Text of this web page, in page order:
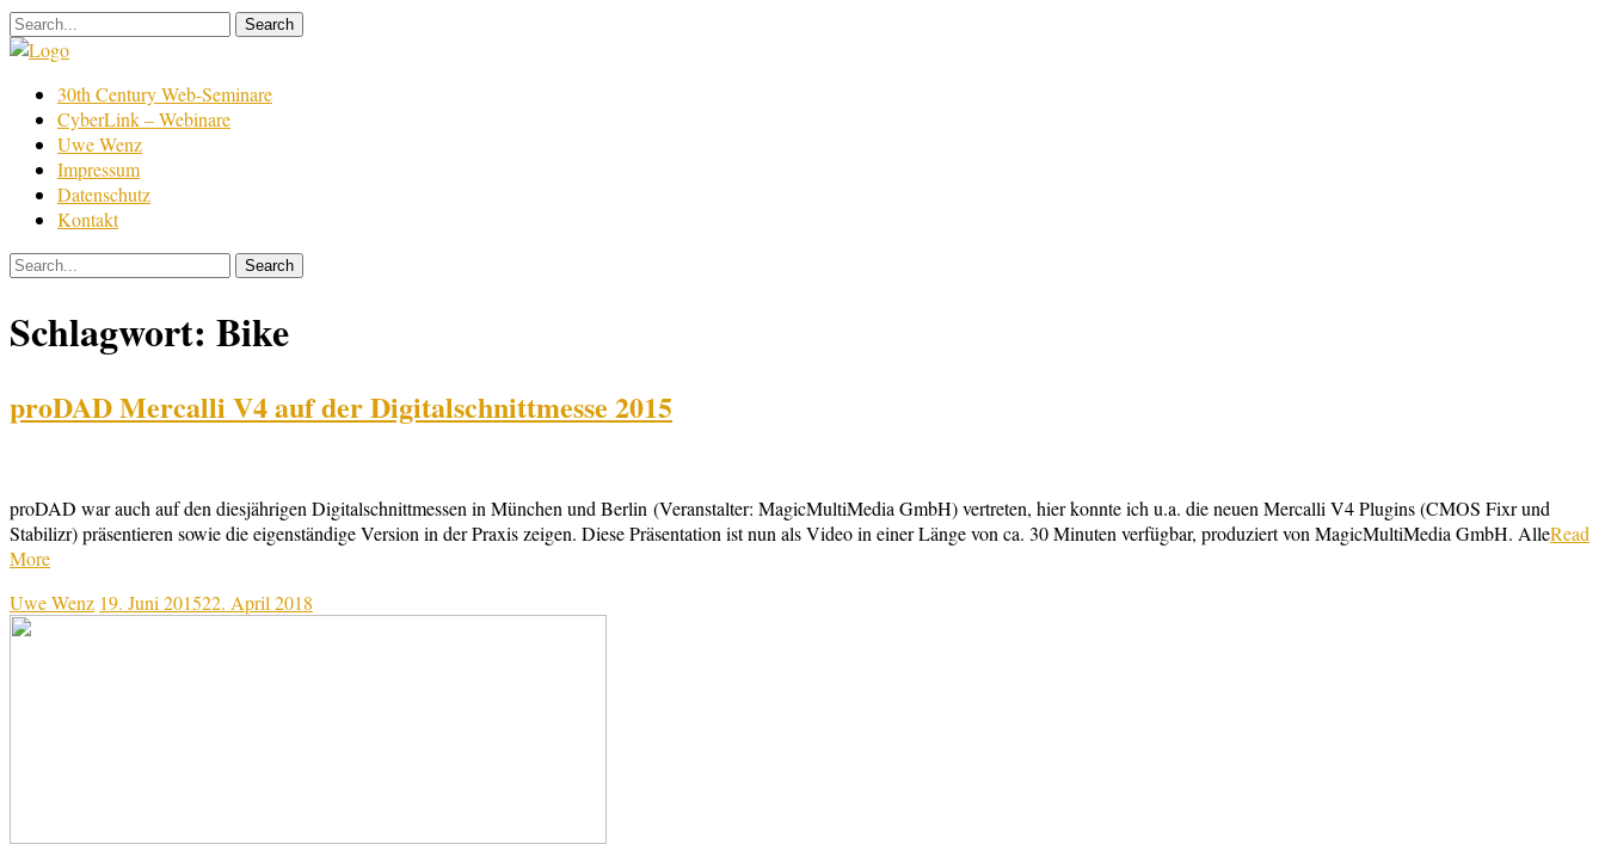
Skip
to
Film
Bearbeitung
30th Century Web-Seminare
CyberLink – Webinare
Uwe Wenz
Impressum
Datenschutz
Kontakt
Schlagwort: Bike
proDAD Mercalli V4 auf der Digitalschnittmesse 2015
proDAD war auch auf den diesjährigen Digitalschnittmessen in München und Berlin (Veranstalter: MagicMultiMedia GmbH) vertreten, hier konnte ich u.a. die neuen Mercalli V4 Plugins (CMOS Fixr und
Stabilizr) präsentieren sowie die eigenständige Version in der Praxis zeigen. Diese Präsentation ist nun als Video in einer Länge von ca. 30 Minuten verfügbar, produziert von MagicMultiMedia GmbH. AlleRead
More
Uwe Wenz 19. Juni 201522. April 2018